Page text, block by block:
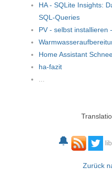
HA - SQLite Insights:
SQL-Queries
PV - selbst installieren
Home Assistant
ha-fazit
🔔
Zurück